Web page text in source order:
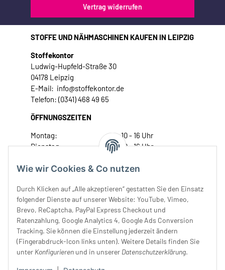
Wie wir Cookies & Co nutzen
Durch Klicken auf „Alle akzeptieren“ gestatten Sie den Einsatz
folgender Dienste auf unserer Website: YouTube, Vimeo,
Brevo, ReCaptcha, PayPal Express Checkout und
Ratenzahlung, Google Analytics 4, Google Ads Conversion
Tracking. Sie können die Einstellung jederzeit ändern
(Fingerabdruck-Icon links unten). Weitere Details finden Sie
unter Konfigurieren und in unserer Datenschutzerklärung.
Vertrag widerrufen
STOFFE UND NÄHMASCHINEN KAUFEN IN LEIPZIG
Stoffekontor
Ludwig-Hupfeld-Straße 30
04178 Leipzig
E-Mail: info@stoffekontor.de
Telefon: (0341) 468 49 65
ÖFFNUNGSZEITEN
Montag:
10 - 16 Uhr
Dienstag:
10 - 16 Uhr
Donnerstag:
10 - 18 Uhr
Samstag:
10 - 14 Uhr
Unser Service
Rechtliches